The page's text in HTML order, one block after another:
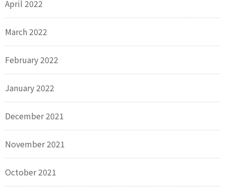
April 2022
March 2022
February 2022
January 2022
December 2021
November 2021
October 2021